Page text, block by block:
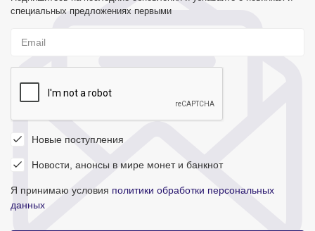
специальных предложениях первыми
Новые поступления
Новости, анонсы в мире монет и банкнот
Я принимаю условия политики обработки персональных
данных